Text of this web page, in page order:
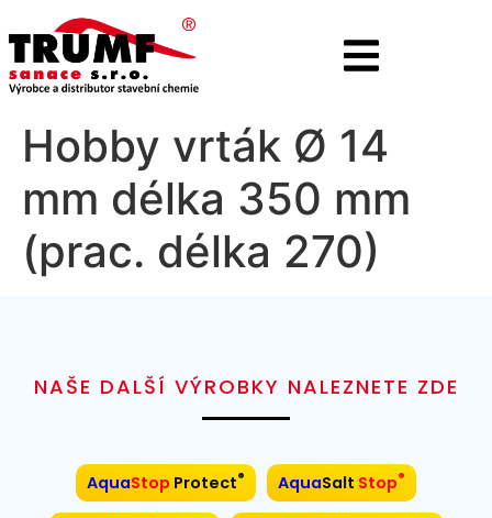
Hobby vrták Ø 14
mm délka 350 mm
(prac. délka 270)
NAŠE DALŠÍ VÝROBKY NALEZNETE ZDE
AquaStop Protect® AquaSalt Stop®